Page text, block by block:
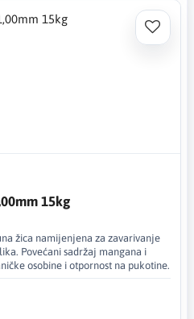
15kg
žica namijenjena za zavarivanje
Povećani sadržaj mangana i
osobine i otpornost na pukotine.